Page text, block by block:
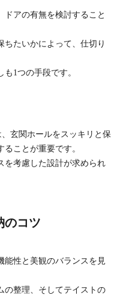
ドアの有無を検討すること
ちたいかによって、仕切り
1つの手段です。
玄関ホールをスッキリと保
ことが重要です。
を考慮した設計が求められ
のコツ
能性と美観のバランスを見
の整理、そしてテイストの